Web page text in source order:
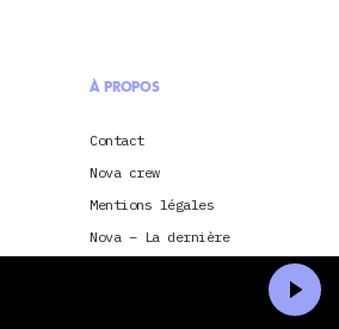
À PROPOS
Contact
Nova crew
Mentions légales
Nova – La dernière